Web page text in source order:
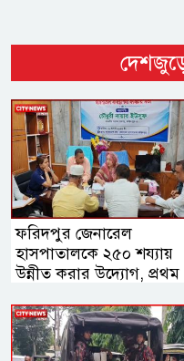
ফরিদপুর জেনারেল
হাসপাতালকে ২৫০ শয্যায়
উন্নীত করার উদ্যোগ, প্রথম
ইউসুফ